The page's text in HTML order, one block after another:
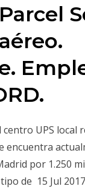
UPS
encuentra
por 1.250
de 15 Jul